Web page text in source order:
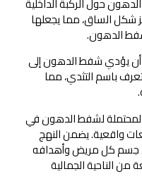
شكل الساق، مما يجعلها
الدهون.
أن يؤدي شفط الدهون إلى
باسم التثدي، مما
لشفط الدهون في
واقعية. يضمن النهج
جسم كل مريض وأهدافه
الناحية الجمالية